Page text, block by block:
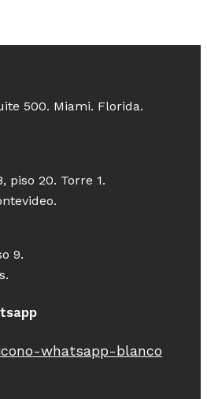
500. Miami. Florida.
piso 20. Torre 1.
9.